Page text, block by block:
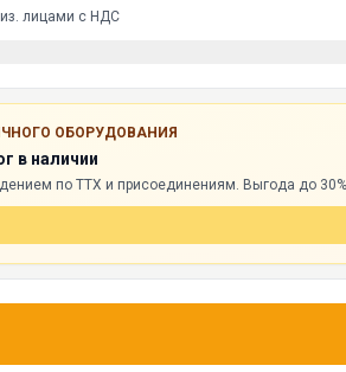
лицами с НДС
ОБОРУДОВАНИЯ
в наличии
по ТТХ и присоединениям. Выгода до